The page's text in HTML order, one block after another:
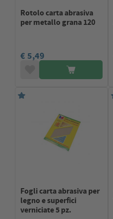
Rotolo carta abrasiva
per metallo grana 120
€ 5,49
Fogli carta abrasiva per
legno e superfici
verniciate 5 pz.